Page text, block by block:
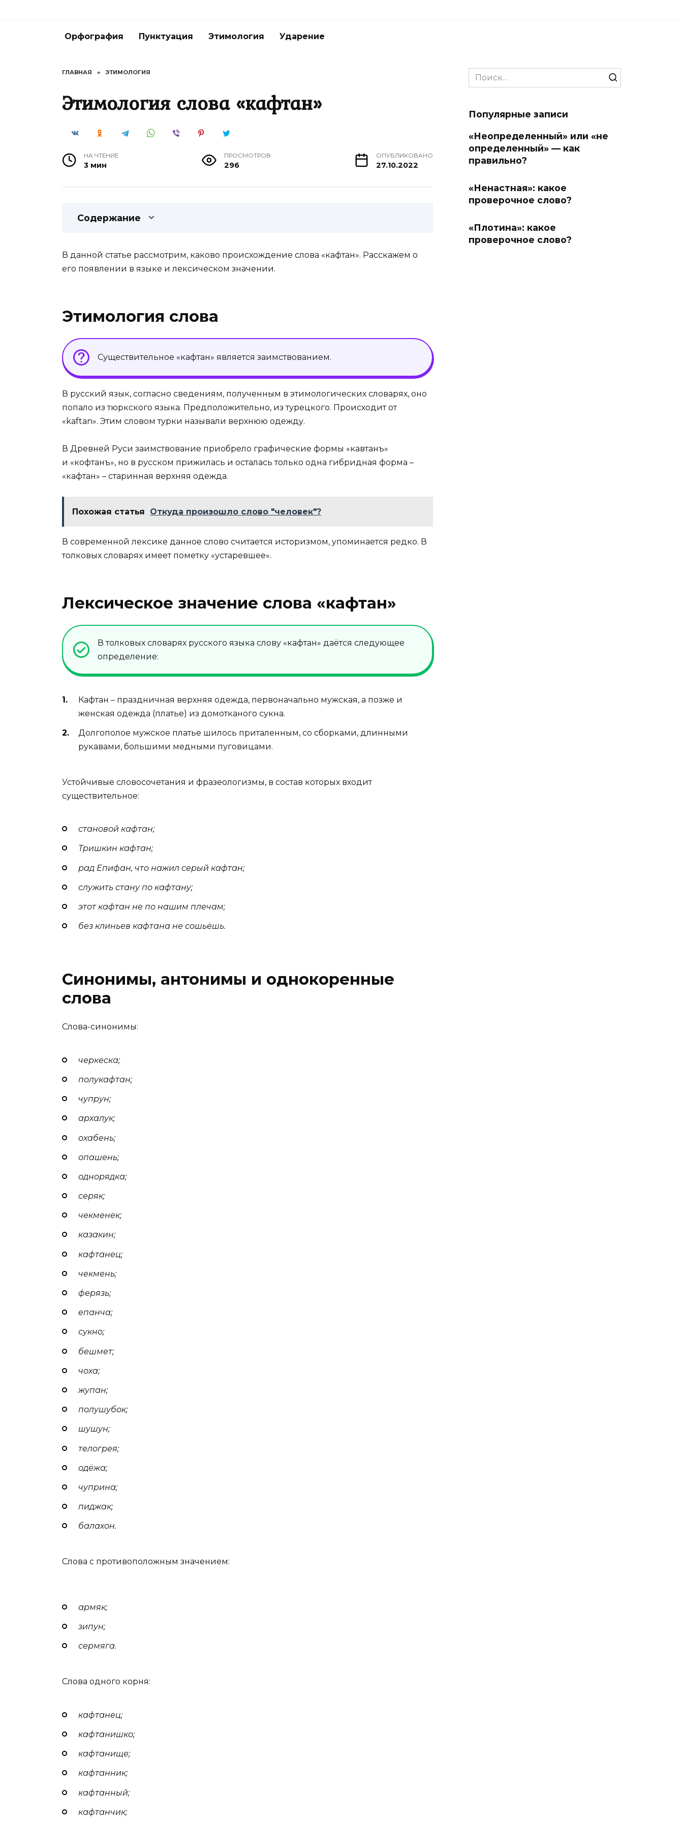
Орфография Пунктуация Этимология Ударение
ГЛАВНАЯ » ЭТИМОЛОГИЯ
Этимология слова «кафтан»
НА ЧТЕНИЕ
3 мин
ПРОСМОТРОВ
296
ОПУБЛИКОВАНО
27.10.2022
Содержание
В данной статье рассмотрим, каково происхождение слова «кафтан». Расскажем о
его появлении в языке и лексическом значении.
Этимология слова
Существительное «кафтан» является заимствованием.
В русский язык, согласно сведениям, полученным в этимологических словарях, оно
попало из тюркского языка. Предположительно, из турецкого. Происходит от
«kaftan». Этим словом турки называли верхнюю одежду.
В Древней Руси заимствование приобрело графические формы «кавтанъ»
и «кофтанъ», но в русском прижилась и осталась только одна гибридная форма –
«кафтан» – старинная верхняя одежда.
Похожая статья Откуда произошло слово "человек"?
В современной лексике данное слово считается историзмом, упоминается редко. В
толковых словарях имеет пометку «устаревшее».
Лексическое значение слова «кафтан»
В толковых словарях русского языка слову «кафтан» даётся следующее
определение:
Кафтан – праздничная верхняя одежда, первоначально мужская, а позже и
женская одежда (платье) из домотканого сукна.
Долгополое мужское платье шилось приталенным, со сборками, длинными
рукавами, большими медными пуговицами.
Устойчивые словосочетания и фразеологизмы, в состав которых входит
существительное:
становой кафтан;
Тришкин кафтан;
рад Епифан, что нажил серый кафтан;
служить стану по кафтану;
этот кафтан не по нашим плечам;
без клиньев кафтана не сошьёшь.
Синонимы, антонимы и однокоренные
слова
Слова-синонимы:
черкеска;
полукафтан;
чупрун;
архалук;
охабень;
опашень;
однорядка;
серяк;
чекменек;
казакин;
кафтанец;
чекмень;
ферязь;
епанча;
сукно;
бешмет;
чоха;
жупан;
полушубок;
шушун;
телогрея;
одёжа;
чуприна;
пиджак;
балахон.
Слова с противоположным значением:
армяк;
зипун;
сермяга.
Слова одного корня:
кафтанец;
кафтанишко;
кафтанище;
кафтанник;
кафтанный;
кафтанчик;
Search
for:
Популярные записи
«Неопределенный» или «не
определенный» — как
правильно?
«Ненастная»: какое
проверочное слово?
«Плотина»: какое
проверочное слово?